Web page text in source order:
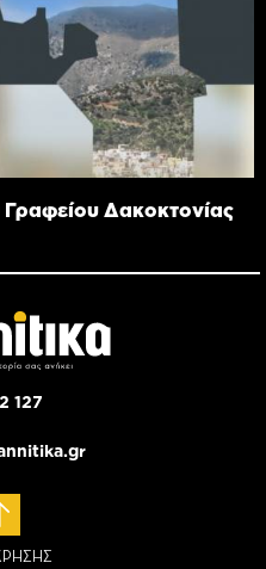
Γραφείου Δακοκτονίας
127